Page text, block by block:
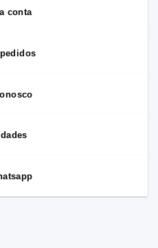
conta